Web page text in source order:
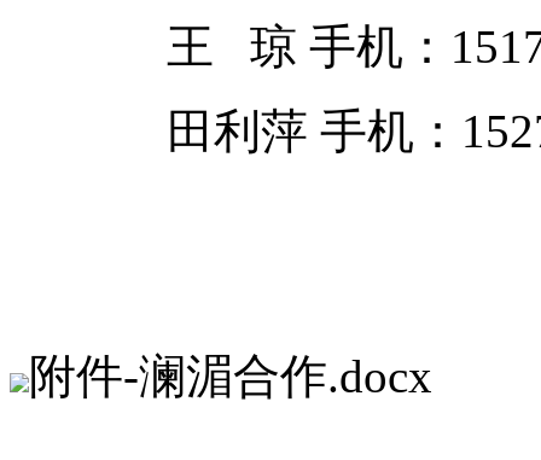
王 琼 手机：
田利萍 手机：
附件-澜湄合作.docx